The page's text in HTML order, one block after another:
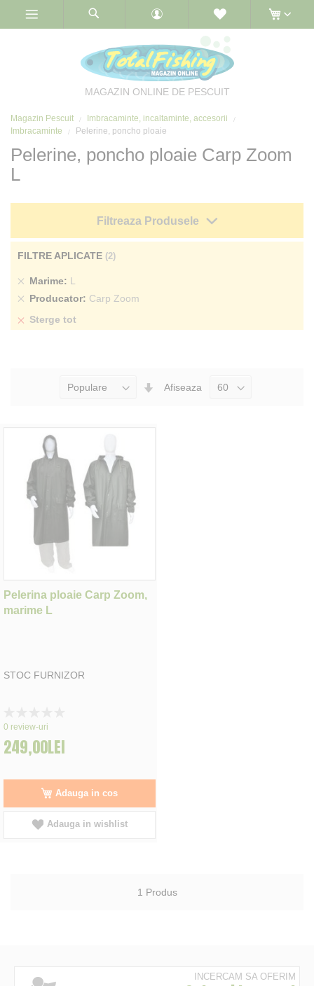
MAGAZIN ONLINE DE PESCUIT
Magazin Pescuit
Imbracaminte, incaltaminte, accesorii
Imbracaminte
Pelerine, poncho ploaie
Pelerine, poncho ploaie Carp Zoom
L
Seteaza
Afiseaza
Pelerina ploaie Carp Zoom,
marime L
STOC FURNIZOR
0%
0 review-uri
249,00LEI
Adauga in cos
Adauga in wishlist
1 Produs
Filtreaza Produsele
FILTRE APLICATE
Marime L
Sterge
produs
Producator Carp Zoom
Sterge
Sterge tot
INCERCAM SA OFERIM